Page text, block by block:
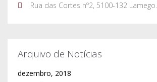
Rua das Cortes nº2, 5100-132 Lamego.
Arquivo de Notícias
dezembro, 2018